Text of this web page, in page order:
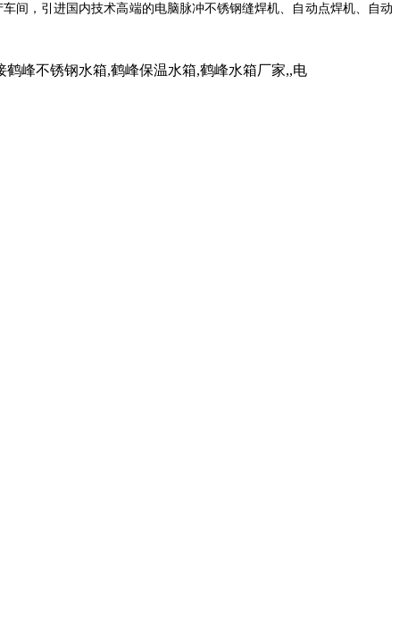
间，引进国内技术高端的电脑脉冲不锈钢缝焊机、自动点焊机、自动
峰不锈钢水箱,鹤峰保温水箱,鹤峰水箱厂家,,电